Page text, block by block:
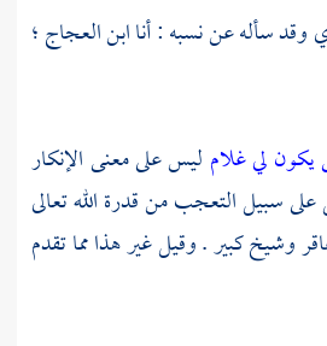
وقد سأله عن نسبه : أناابن العجاج ؛
لي غلام ليس على معنى الإنكار
على سبيل التعجب من قدرة الله تعالى
وشيخ كبير . وقيل غير هذا مما تقدم